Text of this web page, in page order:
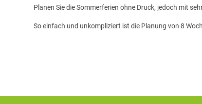
Planen Sie die Sommerferien ohne Druck, jedoch mit
So einfach und unkompliziert ist die Planung von 8